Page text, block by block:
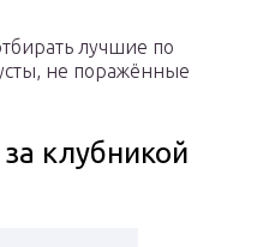
лучшие по
не поражённые
клубникой